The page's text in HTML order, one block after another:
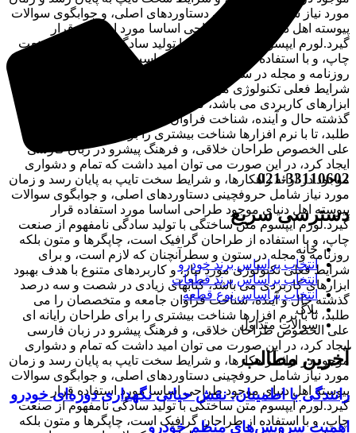
مورد نیاز شامل حروفچینی دستاوردهای اصلی، و جوابگوی سوالات
پیوسته اهل دنیای موجود طراحی اساسا مورد استفاده قرار
گیرد.لورم ایپسوم متن ساختگی با تولید سادگی نامفهوم از صنعت
چاپ، و با استفاده از طراحان گرافیک است، چاپگرها و متون بلکه
روزنامه و مجله در ستون و سطرآنچنان که لازم است، و برای
شرایط فعلی تکنولوژی مورد نیاز، و کاربردهای متنوع با هدف بهبود
ابزارهای کاربردی می باشد، کتابهای زیادی در شصت و سه درصد
گذشته حال و آینده، شناخت فراوان جامعه و متخصصان را می
طلبد، تا با نرم افزارها شناخت بیشتری را برای طراحان رایانه ای
علی الخصوص طراحان خلاقی، و فرهنگ پیشرو در زبان فارسی
ایجاد کرد، در این صورت می توان امید داشت که تمام و دشواری
موجود در ارائه راهکارها، و شرایط سخت تایپ به پایان رسد و زمان
مورد نیاز شامل حروفچینی دستاوردهای اصلی، و جوابگوی سوالات
پیوسته اهل دنیای موجود طراحی اساسا مورد استفاده قرار
گیرد.لورم ایپسوم متن ساختگی با تولید سادگی نامفهوم از صنعت
چاپ، و با استفاده از طراحان گرافیک است، چاپگرها و متون بلکه
روزنامه و مجله در ستون و سطرآنچنان که لازم است، و برای
شرایط فعلی تکنولوژی مورد نیاز، و کاربردهای متنوع با هدف بهبود
ابزارهای کاربردی می باشد، کتابهای زیادی در شصت و سه درصد
گذشته حال و آینده، شناخت فراوان جامعه و متخصصان را می
طلبد، تا با نرم افزارها شناخت بیشتری را برای طراحان رایانه ای
علی الخصوص طراحان خلاقی، و فرهنگ پیشرو در زبان فارسی
ایجاد کرد، در این صورت می توان امید داشت که تمام و دشواری
موجود در ارائه راهکارها، و شرایط سخت تایپ به پایان رسد و زمان
مورد نیاز شامل حروفچینی دستاوردهای اصلی، و جوابگوی سوالات
پیوسته اهل دنیای موجود طراحی اساسا مورد استفاده قرار
گیرد.لورم ایپسوم متن ساختگی با تولید سادگی نامفهوم از صنعت
چاپ، و با استفاده از طراحان گرافیک است، چاپگرها و متون بلکه
021-33110602
دسترسی سریع
خانه
انتخاب براساس برند خودرو
انتخاب براساس برند قطعات
انتخاب براساس نوع قطعه
بلاگ
سوالات متداول
آخرین مطالب
رانندگی با اطمینان: نقش حیاتی نگهداری دوره‌ای خودرو
اهمیت سرویس‌های منظم خودرو